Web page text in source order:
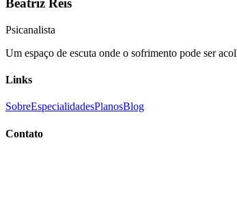
Beatriz Reis
Psicanalista
Um espaço de escuta onde o sofrimento pode ser
Links
SobreEspecialidadesPlanosBlog
Contato